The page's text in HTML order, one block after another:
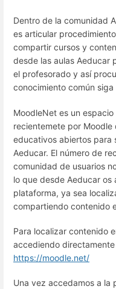
Dentro de la comunidad
es articular
compartir cursos y
desde las aulas Aeducar
el profesorado y así
conocimiento común
MoodleNet es un
recientemete por
educativos abiertos para
Aeducar. El número de
comunidad de usuarios
lo que desde Aeducar os
plataforma, ya sea
compartiendo contenido
Para localizar contenido
accediendo
https://moodle.net/
Una vez accedamos a la